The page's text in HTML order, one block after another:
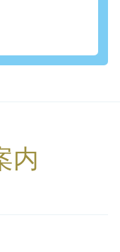
内